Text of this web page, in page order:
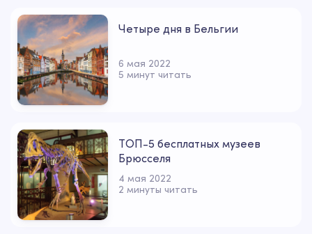
Четыре дня в Бельгии
6 мая 2022
5 минут читать
ТОП-5 бесплатных музеев
Брюсселя
4 мая 2022
2 минуты читать